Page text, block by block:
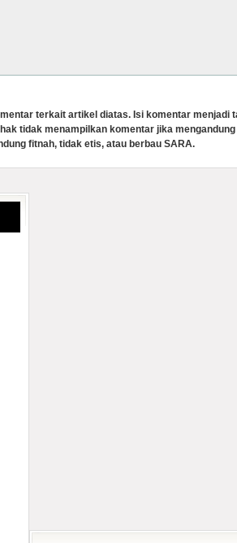
terkait artikel diatas. Isi komentar menjadi
tidak menampilkan komentar jika
fitnah, tidak etis, atau berbau SARA.